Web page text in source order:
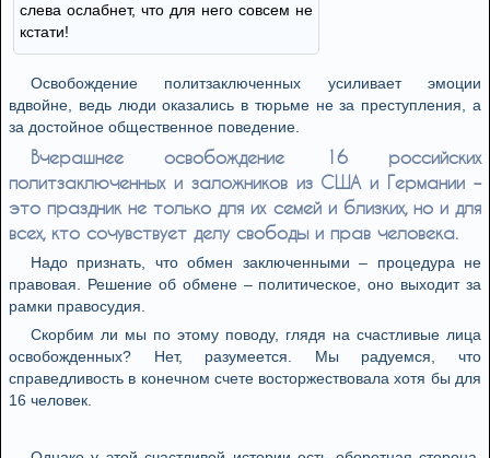
слева ослабнет, что для него совсем не
кстати!
Освобождение политзаключенных усиливает эмоции
вдвойне, ведь люди оказались в тюрьме не за преступления, а
за достойное общественное поведение.
Вчерашнее освобождение 16 российских
политзаключенных и заложников из США и Германии –
это праздник не только для их семей и близких, но и для
всех, кто сочувствует делу свободы и прав человека.
Надо признать, что обмен заключенными – процедура не
правовая. Решение об обмене – политическое, оно выходит за
рамки правосудия.
Скорбим ли мы по этому поводу, глядя на счастливые лица
освобожденных? Нет, разумеется. Мы радуемся, что
справедливость в конечном счете восторжествовала хотя бы для
16 человек.